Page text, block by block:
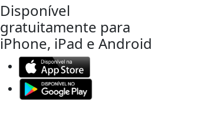
Disponível
gratuitamente para
iPhone, iPad e Android